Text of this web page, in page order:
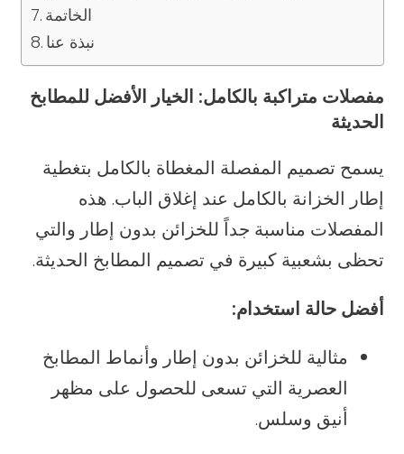
الخاتمة
نبذة عنا
مفصلات متراكبة بالكامل: الخيار الأفضل للمطابخ
الحديثة
يسمح تصميم المفصلة المغطاة بالكامل بتغطية
إطار الخزانة بالكامل عند إغلاق الباب. هذه
المفصلات مناسبة جداً للخزائن بدون إطار والتي
تحظى بشعبية كبيرة في تصميم المطابخ الحديثة.
أفضل حالة استخدام:
مثالية للخزائن بدون إطار وأنماط المطابخ
العصرية التي تسعى للحصول على مظهر
أنيق وسلس.